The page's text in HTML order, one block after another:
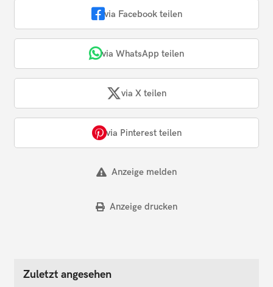
via Facebook teilen
via WhatsApp teilen
via X teilen
via Pinterest teilen
Anzeige melden
Anzeige drucken
Zuletzt angesehen